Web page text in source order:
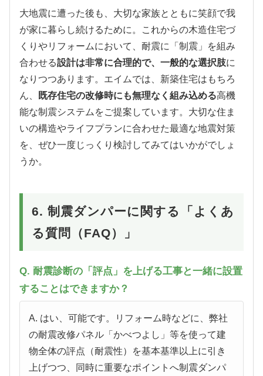
大地震に遭った後も、大切な家族とともに笑顔で我
が家に暮らし続けるために。これからの木造住宅づ
くりやリフォームにおいて、耐震に「制震」を組み
合わせる設計は非常に合理的で、一般的な選択肢に
なりつつあります。エイムでは、新築住宅はもちろ
ん、
既存住宅の改修時にも無理なく組み込める高機
能な制震システムをご提案しています。大切な住ま
いの構造やライフプランに合わせた最適な地震対策
を、ぜひ一度じっくり検討してみてはいかがでしょ
うか。
6. 制震ダンパーに関する「よくあ
る質問（FAQ）」
Q. 耐震診断の「評点」を上げる工事と一緒に設置
することはできますか？
A. はい、可能です。リフォーム時などに、弊社
の耐震改修パネル「かべつよし」等を使って建
物全体の評点（耐震性）を基本基準以上に引き
上げつつ、同時に重要なポイントへ制震ダンパ